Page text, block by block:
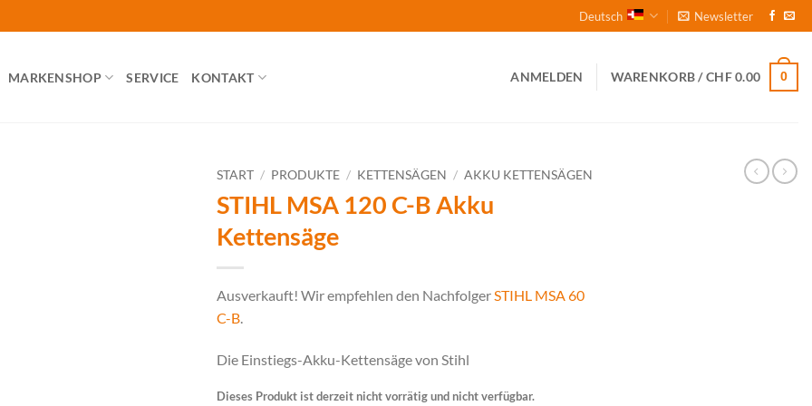
Deutsch Newsletter
MARKENSHOP SERVICE KONTAKT ANMELDEN WARENKORB /CHF0.00 0
START / PRODUKTE / KETTENSÄGEN / AKKU KETTENSÄGEN
STIHL MSA 120 C-B Akku
Kettensäge
Ausverkauft! Wir empfehlen den Nachfolger STIHL MSA 60
C-B
Die Einstiegs-Akku-Kettensäge von Stihl
Dieses Produkt ist derzeit nicht vorrätig und nicht verfügbar.